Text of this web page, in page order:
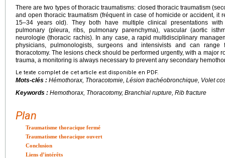
There are two types of thoracic traumatisms: closed thoracic traumatism
and open thoracic traumatism (fréquent in case of homicide or accident, it
15–34 years old). They both have multiple clinical presentations with
pulmonary (pleura, ribs, pulmonary parenchyma), vascular (aortic
neurologie (thoracic rachis). In any case, a rapid multidisciplinary
physicians, pulmonologists, surgeons and intensivists and can range
thoracotomy. The lesions check should be performed urgently, with a major
trauma, a monitoring is always necessary to prevent any secondary
Le texte complet de cet article est disponible en PDF.
Mots-clés : Hémothorax, Thoracotomie, Lésion trachéobronchique, Volet
Keywords : Hemothorax, Thoracotomy, Branchial rupture, Rib fracture
Plan
Traumatisme thoracique fermé
Traumatisme thoracique ouvert
Conclusion
Liens d’intérêts